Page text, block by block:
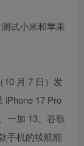
试小米和苹果
10 月 7 日）发
iPhone 17 Pro
一加 13、谷歌
手机的续航能